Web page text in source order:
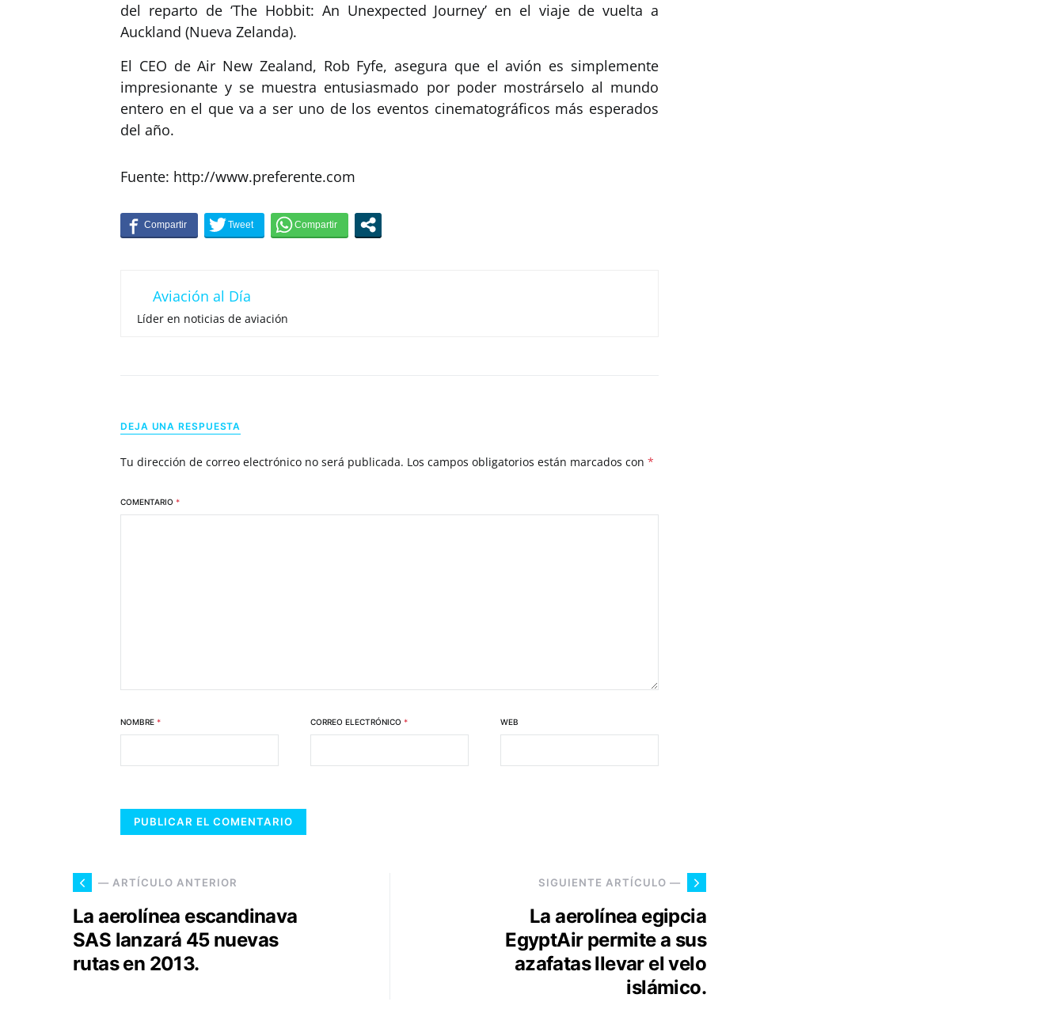
del reparto de ‘The Hobbit: An Unexpected Journey’ en el viaje de vuelta a
Auckland (Nueva Zelanda).
El CEO de Air New Zealand, Rob Fyfe, asegura que el avión es simplemente
impresionante y se muestra entusiasmado por poder mostrárselo al mundo
entero en el que va a ser uno de los eventos cinematográficos más esperados
del año.
Fuente: http://www.preferente.com
Aviación al Día
Líder en noticias de aviación
DEJA UNA RESPUESTA
Tu dirección de correo electrónico no será publicada. Los campos obligatorios están marcados con *
COMENTARIO *
NOMBRE * CORREO ELECTRÓNICO * WEB
— ARTÍCULO ANTERIOR
La aerolínea escandinava
SAS lanzará 45 nuevas
rutas en 2013.
SIGUIENTE ARTÍCULO —
La aerolínea egipcia
EgyptAir permite a sus
azafatas llevar el velo
islámico.